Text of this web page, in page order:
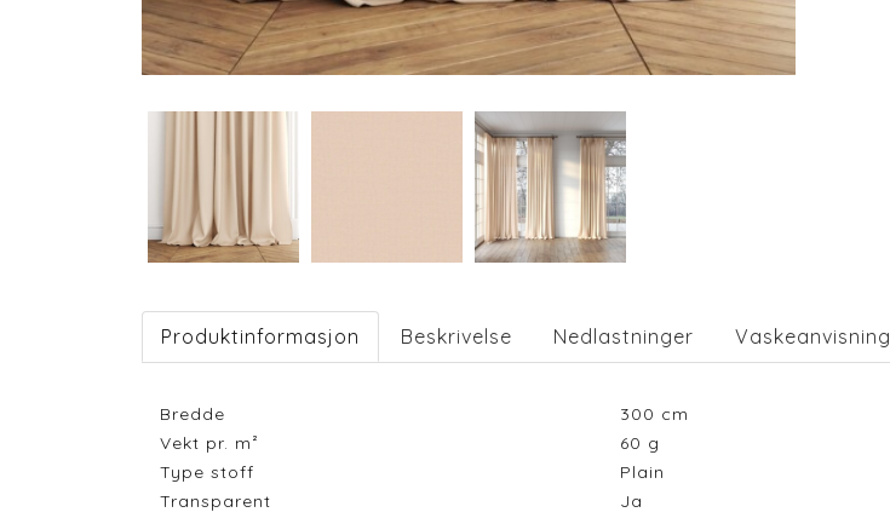
Produktinformasjon Beskrivelse Nedlastninger Vaskeanvisning
Bredde 300 cm
Vekt pr. m²
60 g
Type stoff
Plain
Transparent
Ja